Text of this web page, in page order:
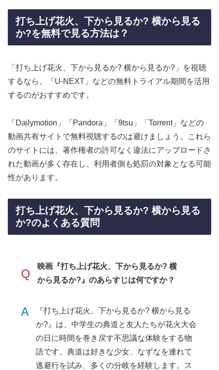
打ち上げ花火、下から見るか? 横から見る
か?を無料で見る方法は？
「打ち上げ花火、下から見るか? 横から見るか?」を視聴
するなら、「U-NEXT」などの無料トライアル期間を活用
するのがおすすめです。
「Dailymotion」「Pandora」「9tsu」「Torrent」などの
動画共有サイトで無料視聴するのは避けましょう。これら
のサイトには、著作権者の許可なく違法にアップロードさ
れた動画が多く存在し、利用者側も処罰の対象となる可能
性があります。
打ち上げ花火、下から見るか? 横から見る
か?のよくある質問
Q
映画『打ち上げ花火、下から見るか? 横
から見るか?』のあらすじは何ですか？
A
『打ち上げ花火、下から見るか? 横から見る
か?』は、中学生の典道と友人たちが花火大会
の日に時間を巻き戻す不思議な体験をする物
語です。典道は好きな少女、なずなを連れて
逃避行を試み、多くの分岐を経験します。ス